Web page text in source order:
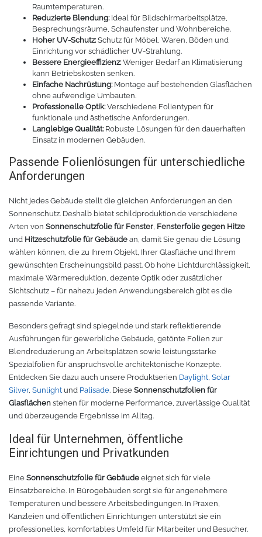
Chemica Quickflex
Chemica Hotmark Revolution
Chemica Bling-Bling
Chemica Allmark
Chemica Carbon
Sonnenschutzfolie für Autos
Sonnenschutzfolie für Gebäude
Daylight
Solar Silber
Sunlight
Palisade
Farbkarte
Sublimationsmedien
PLA
PETG
ABS
Rollenhalter
infokarten
Rollenständer
Materialrollen
Zubehör für Transferpressen
Teflonkissen
Silikonmatten zum backen
Verschiedenes
Zubehör Schneideplotter
Verschiedene
Zubehör für Brother-Schneideplotter
Tinte
Sublimationsfarbe
Direct to Film Tinte
Direct-to-Film Folie und Kleber
3D Drucker Zubehör
Raumtemperaturen.
Reduzierte Blendung:Ideal für Bildschirmarbeitsplätze,
Besprechungsräume, Schaufenster und Wohnbereiche.
Hoher UV-Schutz:Schutz für Möbel, Waren, Böden und
Einrichtung vor schädlicher UV-Strahlung.
Bessere Energieeffizienz:Weniger Bedarf an Klimatisierung
kann Betriebskosten senken.
Einfache Nachrüstung:Montage auf bestehenden Glasflächen
ohne aufwendige Umbauten.
Professionelle Optik:Verschiedene Folientypen für
funktionale und ästhetische Anforderungen.
Langlebige Qualität:Robuste Lösungen für den dauerhaften
Einsatz in modernen Gebäuden.
Passende Folienlösungen für unterschiedliche
Anforderungen
Nicht jedes Gebäude stellt die gleichen Anforderungen an den
Sonnenschutz. Deshalb bietet schildproduktion.de verschiedene
Arten von Sonnenschutzfolie für Fenster, Fensterfolie gegen Hitze
und Hitzeschutzfolie für Gebäude an, damit Sie genau die Lösung
wählen können, die zu Ihrem Objekt, Ihrer Glasfläche und Ihrem
gewünschten Erscheinungsbild passt. Ob hohe Lichtdurchlässigkeit,
maximale Wärmereduktion, dezente Optik oder zusätzlicher
Sichtschutz – für nahezu jeden Anwendungsbereich gibt es die
passende Variante.
Besonders gefragt sind spiegelnde und stark reflektierende
Ausführungen für gewerbliche Gebäude, getönte Folien zur
Blendreduzierung an Arbeitsplätzen sowie leistungsstarke
Spezialfolien für anspruchsvolle architektonische Konzepte.
Entdecken Sie dazu auch unsere Produktserien Daylight, Solar
Silver, Sunlight und Palisade. Diese Sonnenschutzfolien für
Glasflächen stehen für moderne Performance, zuverlässige Qualität
und überzeugende Ergebnisse im Alltag.
Ideal für Unternehmen, öffentliche
Einrichtungen und Privatkunden
Eine Sonnenschutzfolie für Gebäude eignet sich für viele
Einsatzbereiche. In Bürogebäuden sorgt sie für angenehmere
Temperaturen und bessere Arbeitsbedingungen. In Praxen,
Kanzleien und öffentlichen Einrichtungen unterstützt sie ein
professionelles, komfortables Umfeld für Mitarbeiter und Besucher.